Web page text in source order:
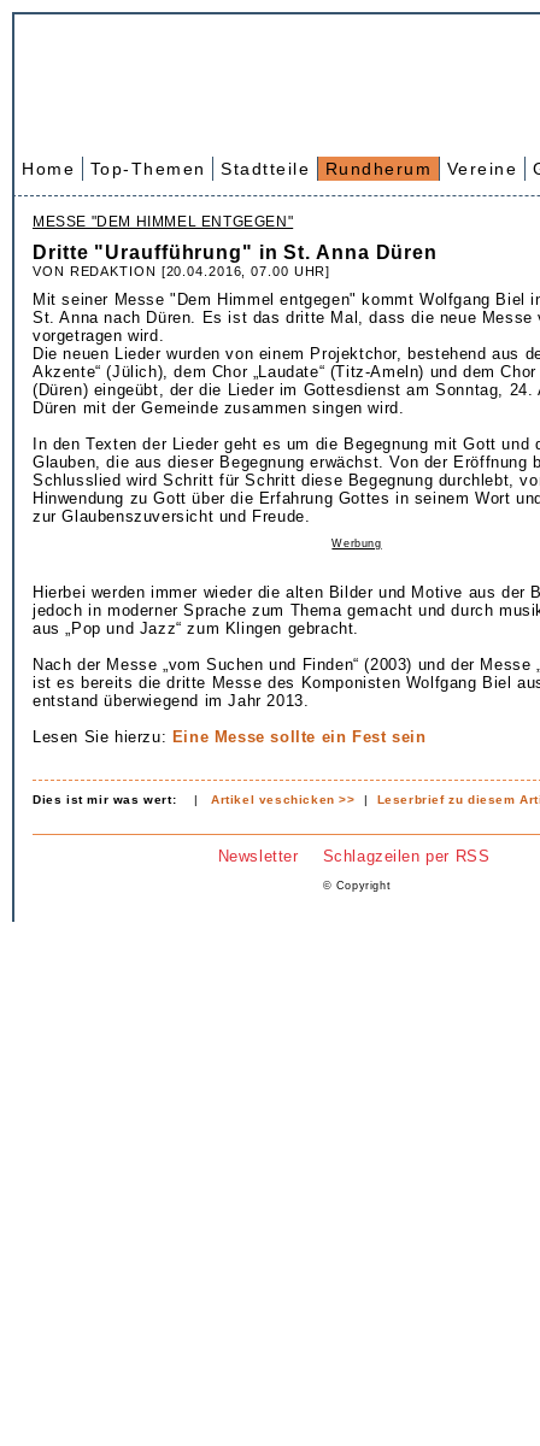
Home Top-Themen Stadtteile Rundherum Vereine
MESSE "DEM HIMMEL ENTGEGEN"
Dritte "Uraufführung" in St. Anna Düren
VON REDAKTION [20.04.2016, 07.00 UHR]
Mit seiner Messe "Dem Himmel entgegen" kommt Wolfgang Biel
St. Anna nach Düren. Es ist das dritte Mal, dass die neue Messe
vorgetragen wird.
Die neuen Lieder wurden von einem Projektchor, bestehend aus
Akzente“ (Jülich), dem Chor „Laudate“ (Titz-Ameln) und dem Chor
(Düren) eingeübt, der die Lieder im Gottesdienst am Sonntag, 24.
Düren mit der Gemeinde zusammen singen wird.
In den Texten der Lieder geht es um die Begegnung mit Gott und
Glauben, die aus dieser Begegnung erwächst. Von der Eröffnung
Schlusslied wird Schritt für Schritt diese Begegnung durchlebt,
Hinwendung zu Gott über die Erfahrung Gottes in seinem Wort
zur Glaubenszuversicht und Freude.
Werbung
Hierbei werden immer wieder die alten Bilder und Motive aus der
jedoch in moderner Sprache zum Thema gemacht und durch
aus „Pop und Jazz“ zum Klingen gebracht.
Nach der Messe „vom Suchen und Finden“ (2003) und der Messe
ist es bereits die dritte Messe des Komponisten Wolfgang Biel
entstand überwiegend im Jahr 2013.
Lesen Sie hierzu: Eine Messe sollte ein Fest sein
Dies ist mir was wert: |Artikel veschicken >> | Leserbrief zu diesem
Newsletter Schlagzeilen per RSS
© Copyright